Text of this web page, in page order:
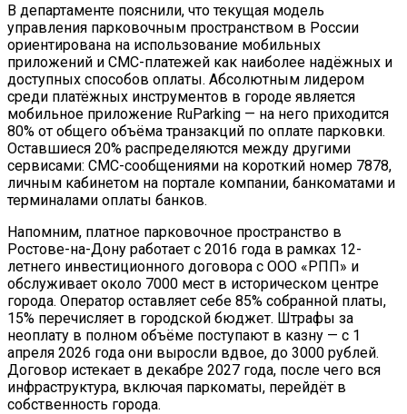
В департаменте пояснили, что текущая модель
управления парковочным пространством в России
ориентирована на использование мобильных
приложений и СМС-платежей как наиболее надёжных и
доступных способов оплаты. Абсолютным лидером
среди платёжных инструментов в городе является
мобильное приложение RuParking — на него приходится
80% от общего объёма транзакций по оплате парковки.
Оставшиеся 20% распределяются между другими
сервисами: СМС-сообщениями на короткий номер 7878,
личным кабинетом на портале компании, банкоматами и
терминалами оплаты банков.
Напомним, платное парковочное пространство в
Ростове-на-Дону работает с 2016 года в рамках 12-
летнего инвестиционного договора с ООО «РПП» и
обслуживает около 7000 мест в историческом центре
города. Оператор оставляет себе 85% собранной платы,
15% перечисляет в городской бюджет. Штрафы за
неоплату в полном объёме поступают в казну — с 1
апреля 2026 года они выросли вдвое, до 3000 рублей.
Договор истекает в декабре 2027 года, после чего вся
инфраструктура, включая паркоматы, перейдёт в
собственность города.